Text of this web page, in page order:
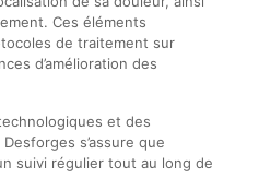
Ces éléments
de traitement sur
d’amélioration des
et des
s’assure que
suivi régulier tout au long de